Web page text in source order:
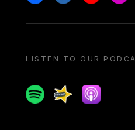
LISTEN TO OUR
SpotifySpreaker
Apple